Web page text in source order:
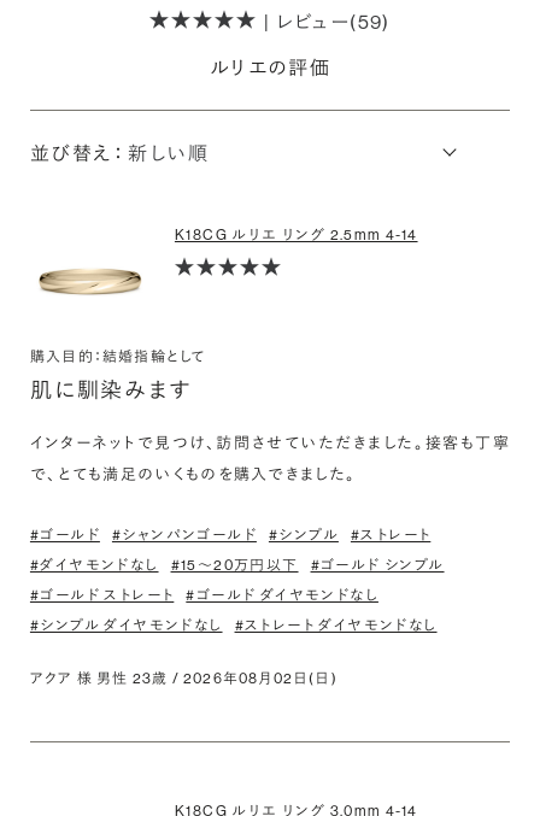
| レビュー(59)
ルリエの評価
並び替え：
K18CG ルリエ リング 2.5mm 4-14
購入目的：結婚指輪として
肌に馴染みます
インターネットで見つけ、訪問させていただきました。接客も丁寧
で、とても満足のいくものを購入できました。
#ゴールド #シャンパンゴールド #シンプル
#ストレート
#ダイヤモンドなし
#15〜20万円以下
#ゴールド シンプル
#ゴールド ストレート
#ゴールド ダイヤモンドなし
#シンプル ダイヤモンドなし
#ストレート ダイヤモンドなし
アクア 様 男性 23歳 / 2026年08月02日(日)
K18CG ルリエ リング 3.0mm 4-14